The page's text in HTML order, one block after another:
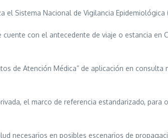
Sistema Nacional de Vigilancia Epidemiológica
con el antecedente de viaje o estancia
de Atención Médica” de aplicación en
el marco de referencia estandarizado,
necesarios en posibles escenarios de